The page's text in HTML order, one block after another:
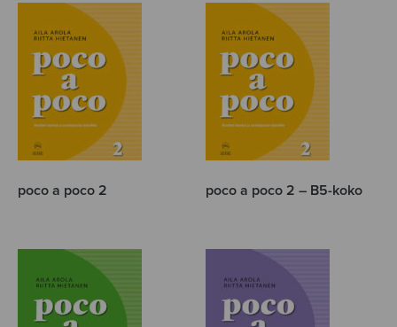
poco a poco 2 poco a poco 2 – B5-koko